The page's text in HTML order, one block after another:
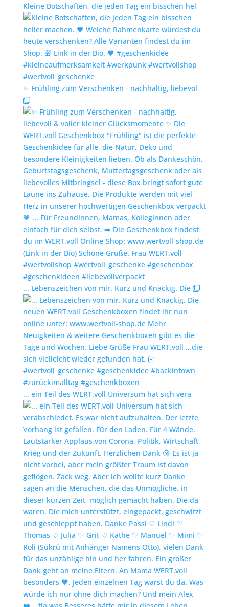
Kleine Botschaften, die jeden Tag ein bisschen hel
✨️ Frühling zum Verschenken - nachhaltig, liebevol
... Lebenszeichen von mir. Kurz und Knackig. Die
... ein Teil des WERT.voll Universum hat sich vera